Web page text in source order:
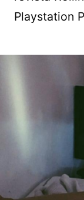
Playstation